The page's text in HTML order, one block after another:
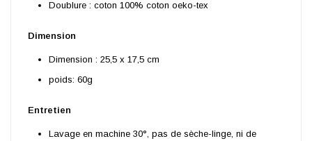
Doublure : coton 100% coton oeko-tex
Dimension
Dimension : 25,5 x 17,5 cm
poids: 60g
Entretien
Lavage en machine 30°, pas de sèche-linge, ni de